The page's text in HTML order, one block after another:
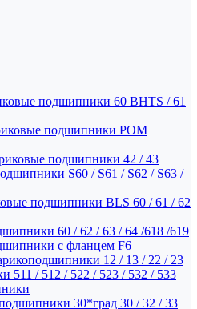
подшипники 60 BHTS / 61
подшипники POM
подшипники 42 / 43
S60 / S61 / S62 / S63 /
подшипники BLS 60 / 61 / 62
60 / 62 / 63 / 64 /618 /619
с фланцем F6
12 / 13 / 22 / 23
/ 512 / 522 / 523 / 532 / 533
30*град 30 / 32 / 33